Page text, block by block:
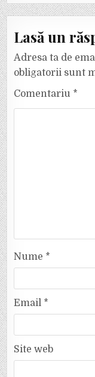
Lasă un
Adresa ta de
obligatorii sunt
Comentariu *
Nume *
Email *
Site web